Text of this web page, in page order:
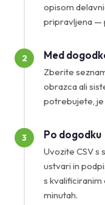
opisom
pripravljena —
2 Med
Zberite
obrazca ali
potrebujete, je
3 Po dogodku
Uvozite CSV s
ustvari in
s
minutah.